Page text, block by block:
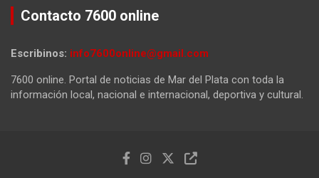
Contacto 7600 online
Escribinos: info7600online@gmail.com
7600 online. Portal de noticias de Mar del Plata con toda la
información local, nacional e internacional, deportiva y cultural.